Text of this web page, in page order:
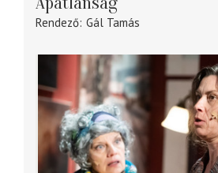
Rendező Gál Tamás